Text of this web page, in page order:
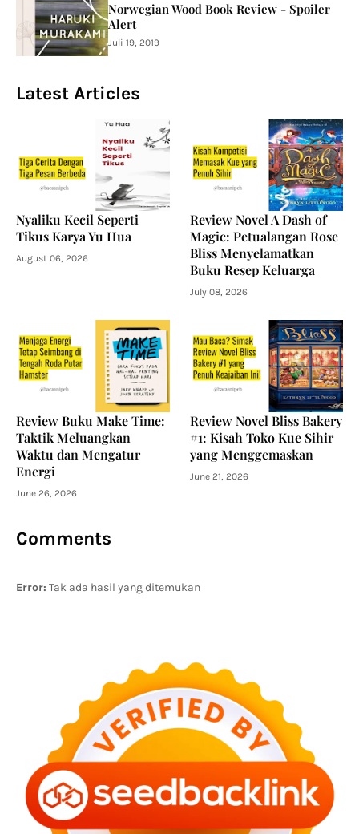
Norwegian Wood Book Review - Spoiler
Alert
Juli 19, 2019
Latest Articles
Nyaliku Kecil Seperti
Tikus Karya Yu Hua
August 06, 2026
Review Novel A Dash of
Magic: Petualangan Rose
Bliss Menyelamatkan
Buku Resep Keluarga
July 08, 2026
Review Buku Make Time:
Taktik Meluangkan
Waktu dan Mengatur
Energi
June 26, 2026
Review Novel Bliss Bakery
#1: Kisah Toko Kue Sihir
yang Menggemaskan
June 21, 2026
Comments
Error: Tak ada hasil yang ditemukan